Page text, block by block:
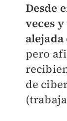
Desde
veces
alejada
pero
de